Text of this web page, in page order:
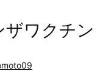
ワクチン